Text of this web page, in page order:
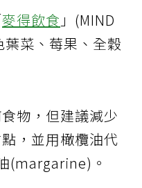
麥得飲食 」(MIND
菜、莓果、全穀
物，但建議減少
，並用橄欖油代
(margarine)。